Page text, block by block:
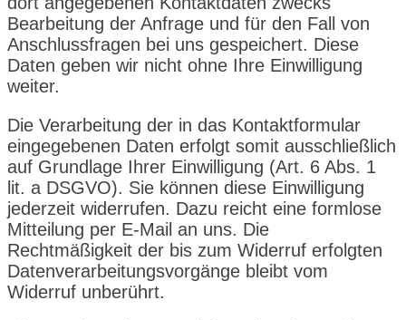
Bearbeitung der Anfrage und für den Fall von
Anschlussfragen bei uns gespeichert. Diese
Daten geben wir nicht ohne Ihre Einwilligung
weiter.
Die Verarbeitung der in das Kontaktformular
eingegebenen Daten erfolgt somit ausschließlich
auf Grundlage Ihrer Einwilligung (Art. 6 Abs. 1
lit. a DSGVO). Sie können diese Einwilligung
jederzeit widerrufen. Dazu reicht eine formlose
Mitteilung per E-Mail an uns. Die
Rechtmäßigkeit der bis zum Widerruf erfolgten
Datenverarbeitungsvorgänge bleibt vom
Widerruf unberührt.